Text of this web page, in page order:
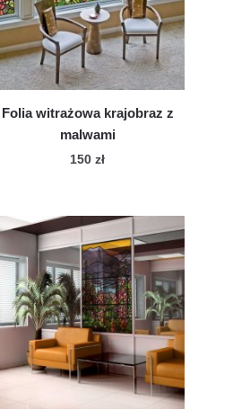
Folia witrażowa krajobraz z
malwami
150zł